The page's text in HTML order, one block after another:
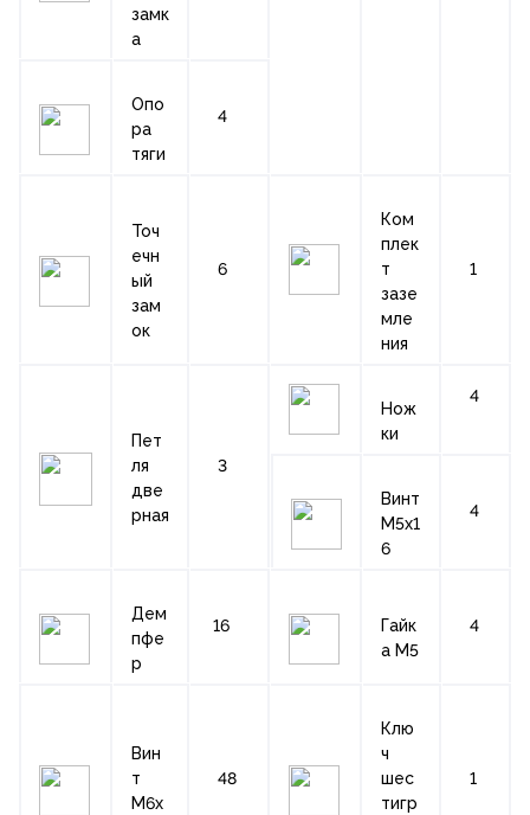
замк
а
Опо
ра
тяги
4
Точ
ечн
ый
зам
ок
6
Ком
плек
т
зазе
мле
ния
1
Пет
ля
две
рная
3
Нож
ки
4
Винт
М5х1
6
4
Дем
пфе
р
16
Гайк
а М5
4
Вин
т
М6х
48
Клю
ч
шес
тигр
1